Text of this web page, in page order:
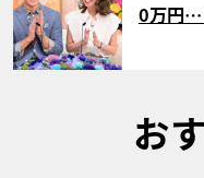
0万円…
お